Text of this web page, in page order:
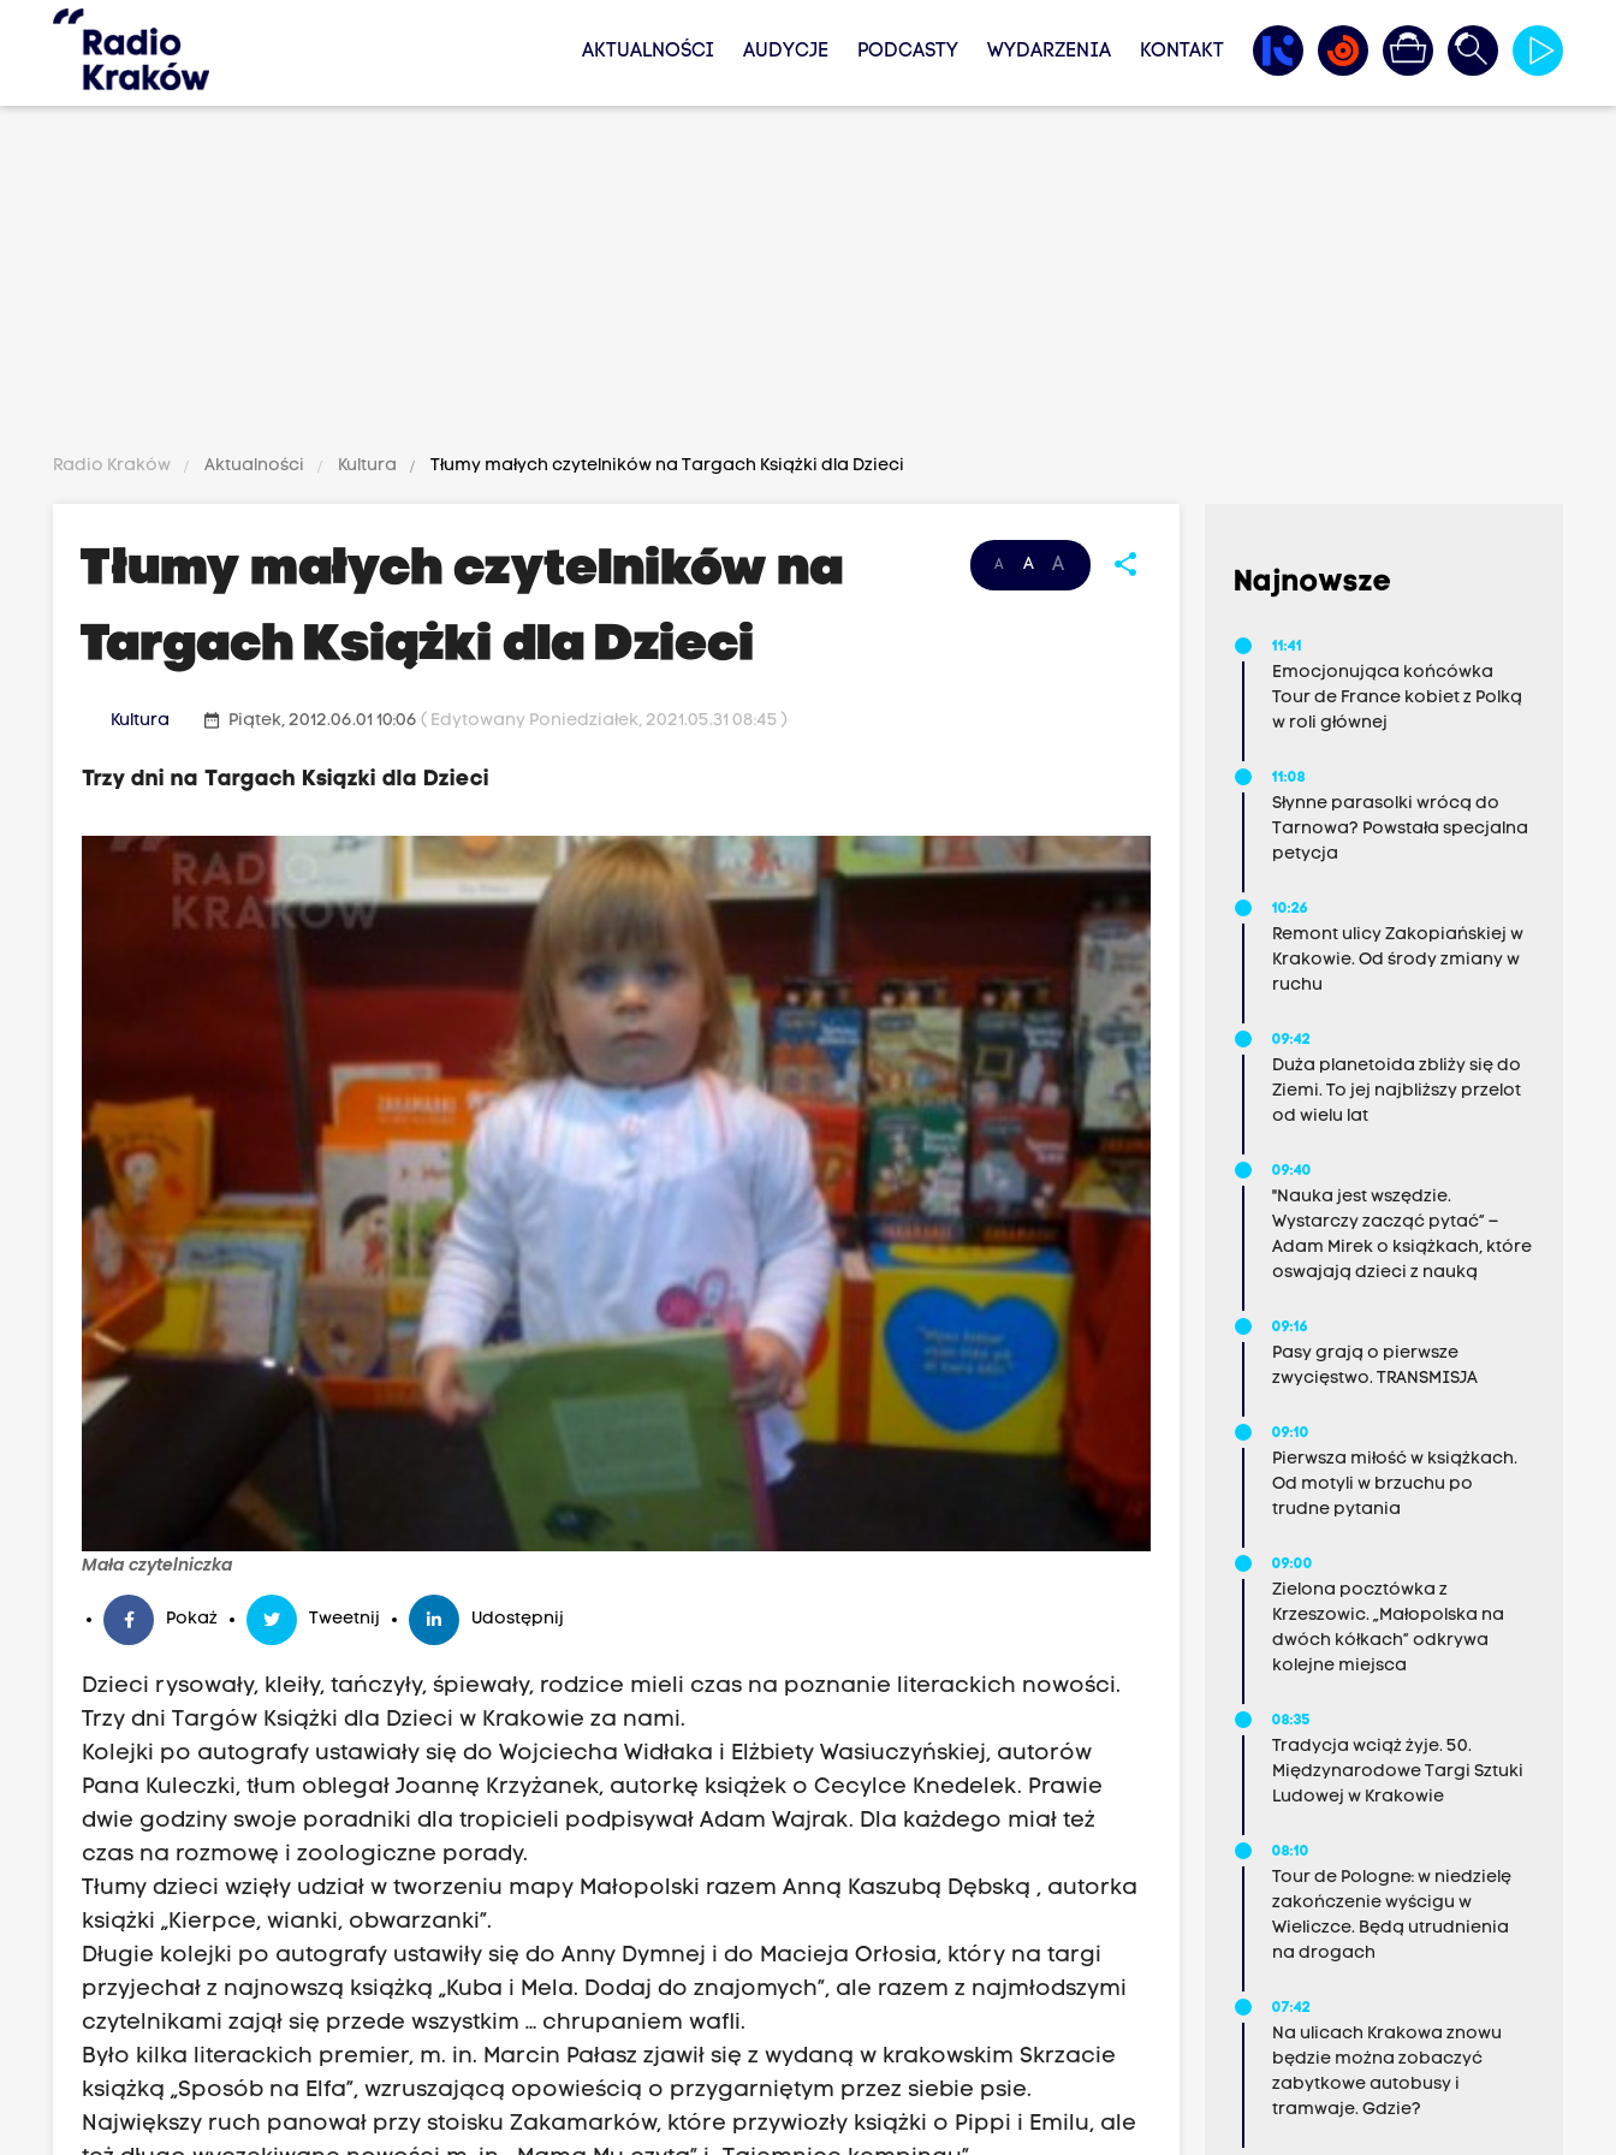
AKTUALNOŚCI AUDYCJE PODCASTY WYDARZENIA KONTAKT
Radio Kraków Aktualności Kultura Tłumy małych czytelników na Targach Książki dla Dzieci
A A A share
Tłumy małych czytelników na
Targach Książki dla Dzieci
Kultura date_range Piątek, 2012.06.01 10:06( Edytowany Poniedziałek, 2021.05.31 08:45 )
Trzy dni na Targach Ksiązki dla Dzieci
Mała czytelniczka
Pokaż Tweetnij Udostępnij
Dzieci rysowały, kleiły, tańczyły, śpiewały, rodzice mieli czas na poznanie literackich nowości.
Trzy dni Targów Książki dla Dzieci w Krakowie za nami.
Kolejki po autografy ustawiały się do Wojciecha Widłaka i Elżbiety Wasiuczyńskiej, autorów
Pana Kuleczki, tłum oblegał Joannę Krzyżanek, autorkę książek o Cecylce Knedelek. Prawie
dwie godziny swoje poradniki dla tropicieli podpisywał Adam Wajrak. Dla każdego miał też
czas na rozmowę i zoologiczne porady.
Tłumy dzieci wzięły udział w tworzeniu mapy Małopolski razem Anną Kaszubą Dębską , autorka
książki „Kierpce, wianki, obwarzanki”.
Długie kolejki po autografy ustawiły się do Anny Dymnej i do Macieja Orłosia, który na targi
przyjechał z najnowszą książką „Kuba i Mela. Dodaj do znajomych”, ale razem z najmłodszymi
czytelnikami zajął się przede wszystkim … chrupaniem wafli.
Było kilka literackich premier, m. in. Marcin Pałasz zjawił się z wydaną w krakowskim Skrzacie
książką „Sposób na Elfa”, wzruszającą opowieścią o przygarniętym przez siebie psie.
Największy ruch panował przy stoisku Zakamarków, które przywiozły książki o Pippi i Emilu, ale
Najnowsze
11:41
Emocjonująca końcówka
Tour de France kobiet z Polką
w roli głównej
11:08
Słynne parasolki wrócą do
Tarnowa? Powstała specjalna
petycja
10:26
Remont ulicy Zakopiańskiej w
Krakowie. Od środy zmiany w
ruchu
09:42
Duża planetoida zbliży się do
Ziemi. To jej najbliższy przelot
od wielu lat
09:40
"Nauka jest wszędzie.
Wystarczy zacząć pytać” –
Adam Mirek o książkach, które
oswajają dzieci z nauką
09:16
Pasy grają o pierwsze
zwycięstwo. TRANSMISJA
09:10
Pierwsza miłość w książkach.
Od motyli w brzuchu po
trudne pytania
09:00
Zielona pocztówka z
Krzeszowic. „Małopolska na
dwóch kółkach” odkrywa
kolejne miejsca
08:35
Tradycja wciąż żyje. 50.
Międzynarodowe Targi Sztuki
Ludowej w Krakowie
08:10
Tour de Pologne: w niedzielę
zakończenie wyścigu w
Wieliczce. Będą utrudnienia
na drogach
07:42
Na ulicach Krakowa znowu
będzie można zobaczyć
zabytkowe autobusy i
tramwaje. Gdzie?